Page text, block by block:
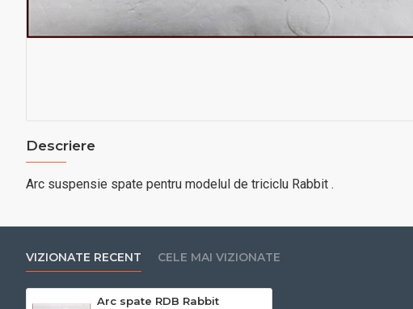
Descriere
Arc suspensie spate pentru modelul de triciclu Rabbit .
VIZIONATE RECENT CELE MAI VIZIONATE
Arc spate RDB Rabbit